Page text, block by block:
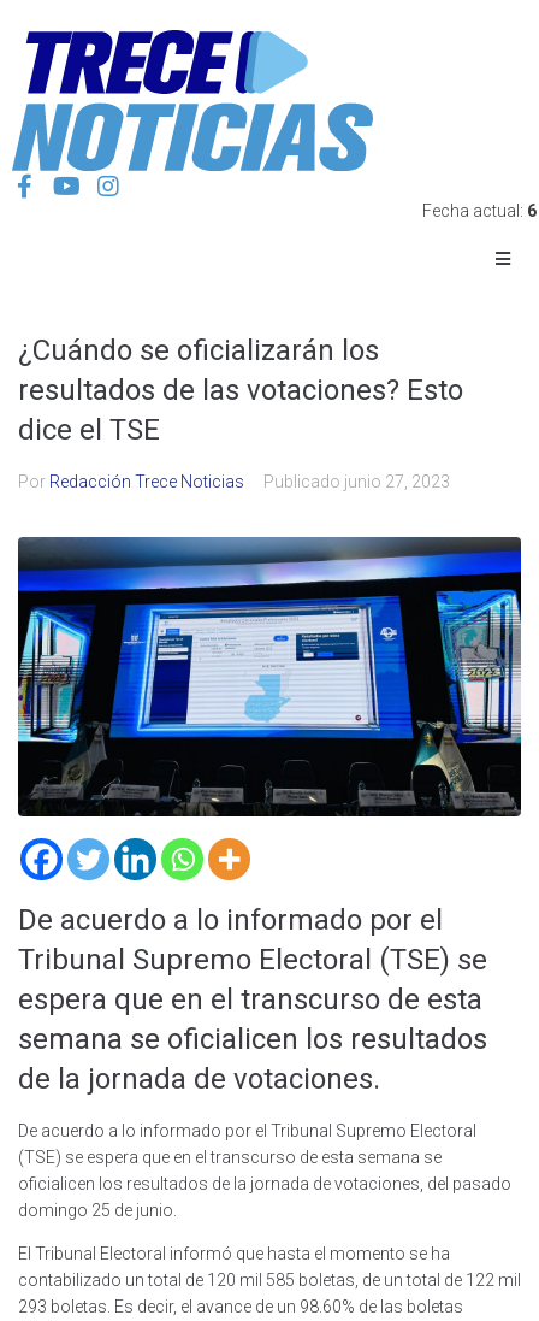
Fecha actual:
¿Cuándo se oficializarán los
resultados de las votaciones? Esto
dice el TSE
Por Redacción Trece Noticias Publicado junio 27, 2023
De acuerdo a lo informado por el
Tribunal Supremo Electoral (TSE) se
espera que en el transcurso de esta
semana se oficialicen los resultados
de la jornada de votaciones.
De acuerdo a lo informado por el Tribunal Supremo Electoral
(TSE) se espera que en el transcurso de esta semana se
oficialicen los resultados de la jornada de votaciones, del pasado
domingo 25 de junio.
El Tribunal Electoral informó que hasta el momento se ha
contabilizado un total de 120 mil 585 boletas, de un total de 122 mil
293 boletas. Es decir, el avance de un 98.60% de las boletas